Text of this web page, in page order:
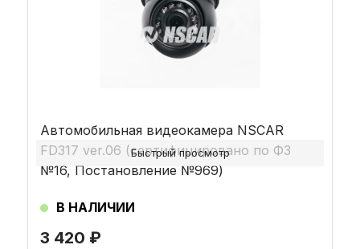
3 420 ₽
Автомобильная видеокамера NSCAR
FD317 ver.06 (сертифицировано по ФЗ
№16, Постановление №969)
В НАЛИЧИИ
Быстрый просмотр